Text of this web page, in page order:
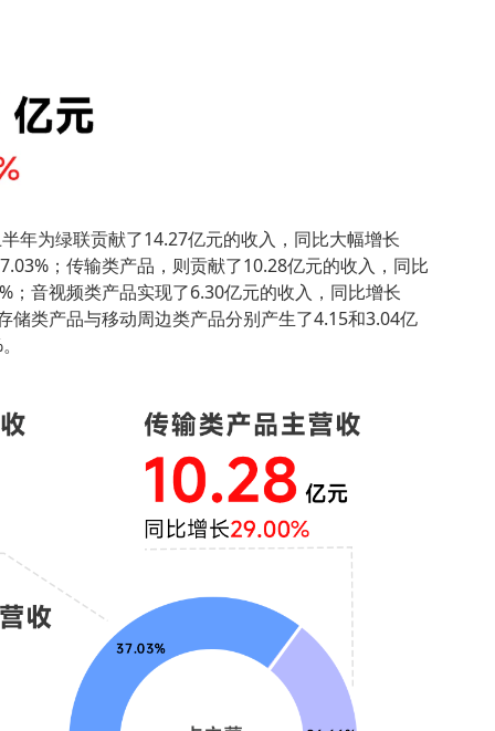
年为绿联贡献了14.27亿元的收入，同比大幅增长
；传输类产品，则贡献了10.28亿元的收入，同比
；音视频类产品实现了6.30亿元的收入，同比增长
储类产品与移动周边类产品分别产生了4.15和3.04亿